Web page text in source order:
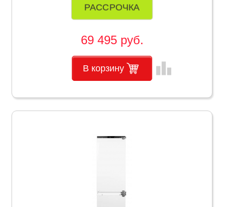
РАССРОЧКА
69 495 руб.
В корзину leaderboard